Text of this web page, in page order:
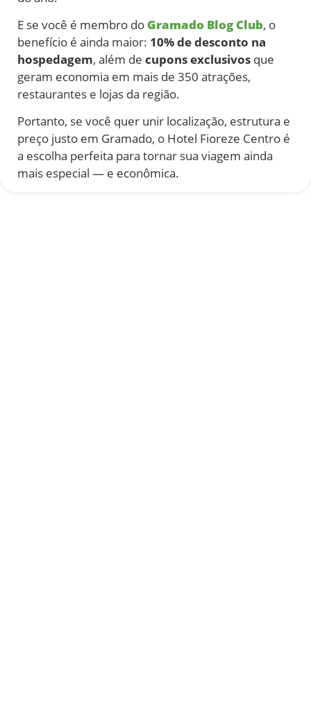
E se você é membro do Gramado Blog Club, o
benefício é ainda maior: 10% de desconto na
hospedagem, além de cupons exclusivos que
geram economia em mais de 350 atrações,
restaurantes e lojas da região.
Portanto, se você quer unir localização, estrutura e
preço justo em Gramado, o Hotel Fioreze Centro é
a escolha perfeita para tornar sua viagem ainda
mais especial — e econômica.